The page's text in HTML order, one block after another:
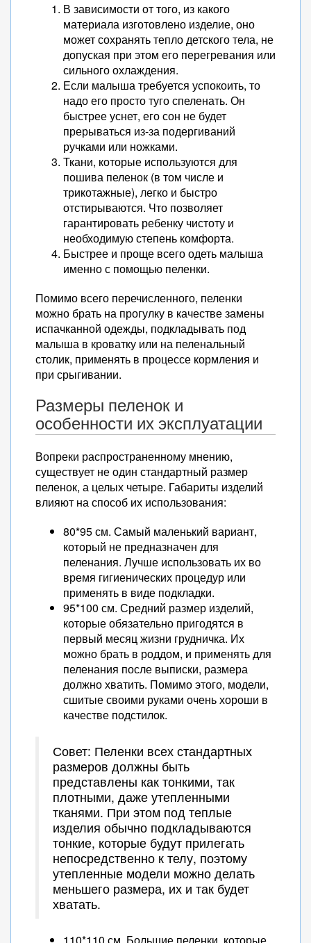
В зависимости от того, из какого
материала изготовлено изделие, оно
может сохранять тепло детского тела, не
допуская при этом его перегревания или
сильного охлаждения.
Если малыша требуется успокоить, то
надо его просто туго спеленать. Он
быстрее уснет, его сон не будет
прерываться из-за подергиваний
ручками или ножками.
Ткани, которые используются для
пошива пеленок (в том числе и
трикотажные), легко и быстро
отстирываются. Что позволяет
гарантировать ребенку чистоту и
необходимую степень комфорта.
Быстрее и проще всего одеть малыша
именно с помощью пеленки.
Помимо всего перечисленного, пеленки
можно брать на прогулку в качестве замены
испачканной одежды, подкладывать под
малыша в кроватку или на пеленальный
столик, применять в процессе кормления и
при срыгивании.
Размеры пеленок и
особенности их эксплуатации
Вопреки распространенному мнению,
существует не один стандартный размер
пеленок, а целых четыре. Габариты изделий
влияют на способ их использования:
80*95 см. Самый маленький вариант,
который не предназначен для
пеленания. Лучше использовать их во
время гигиенических процедур или
применять в виде подкладки.
95*100 см. Средний размер изделий,
которые обязательно пригодятся в
первый месяц жизни грудничка. Их
можно брать в роддом, и применять для
пеленания после выписки, размера
должно хватить. Помимо этого, модели,
сшитые своими руками очень хороши в
качестве подстилок.
Совет: Пеленки всех стандартных
размеров должны быть
представлены как тонкими, так
плотными, даже утепленными
тканями. При этом под теплые
изделия обычно подкладываются
тонкие, которые будут прилегать
непосредственно к телу, поэтому
утепленные модели можно делать
меньшего размера, их и так будет
хватать.